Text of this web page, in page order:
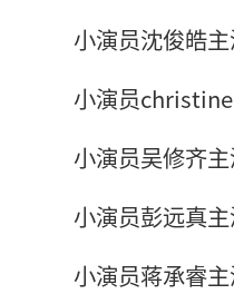
小演员沈俊皓
小演员
小演员吴修齐
小演员彭远真
小演员蒋承睿